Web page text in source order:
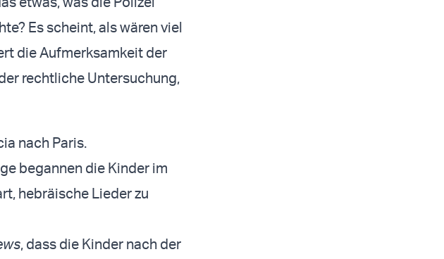
Es scheint, als wären viel
die Aufmerksamkeit der
rechtliche Untersuchung,
nach Paris.
begannen die Kinder im
hebräische Lieder zu
, dass die Kinder nach der